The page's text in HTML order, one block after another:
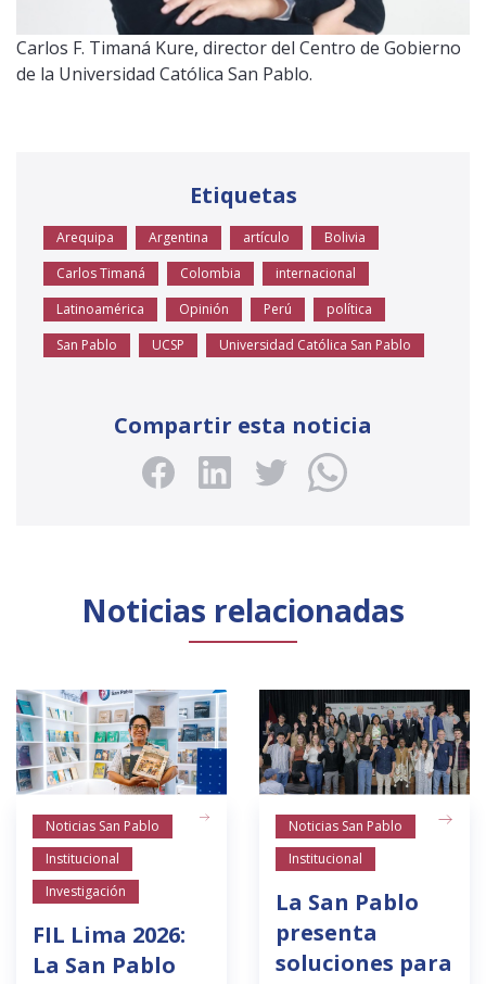
Carlos F. Timaná Kure, director del Centro de Gobierno
de la Universidad Católica San Pablo.
Etiquetas
Arequipa Argentina artículo
Bolivia
Carlos Timaná
Colombia
internacional
Latinoamérica
Opinión Perú
política
San Pablo
UCSP Universidad Católica San Pablo
Compartir esta noticia
Noticias relacionadas
Noticias San Pablo
Institucional
Investigación
FIL Lima 2026:
La San Pablo
Noticias San Pablo
Institucional
La San Pablo
presenta
soluciones para